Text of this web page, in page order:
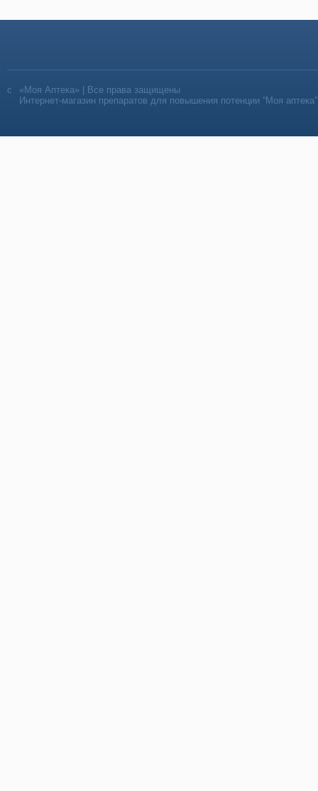
«Моя Аптека» | Все права защищены
Интернет-магазин препаратов для повышения потенции “Моя